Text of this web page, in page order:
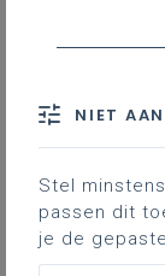
Met deze
van
NIET
Stel
passen dit
je de